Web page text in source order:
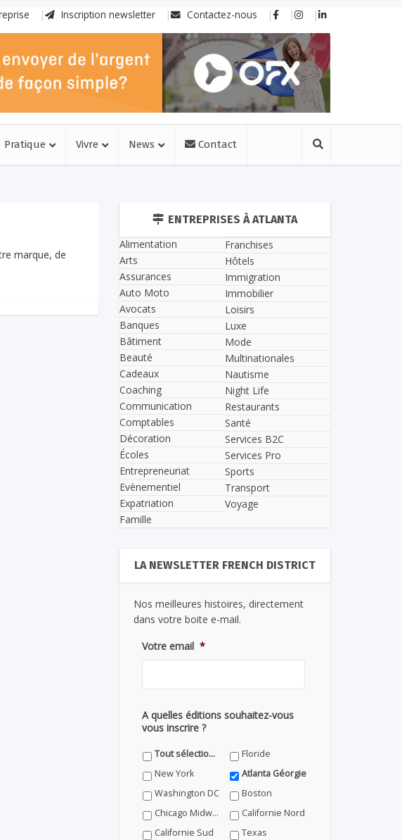
Inscription newsletter Contactez-nous
Pratique Vivre News Contact
marque, de
ENTREPRISES À ATLANTA
Alimentation
Arts
Assurances
Auto Moto
Avocats
Banques
Bâtiment
Beauté
Cadeaux
Coaching
Communication
Comptables
Décoration
Écoles
Entrepreneuriat
Evènementiel
Expatriation
Famille
Franchises
Hôtels
Immigration
Immobilier
Loisirs
Luxe
Mode
Multinationales
Nautisme
Night Life
Restaurants
Santé
Services B2C
Services Pro
Sports
Transport
Voyage
LA NEWSLETTER FRENCH DISTRICT
Nos meilleures histoires, directement
dans votre boite e-mail.
Votre email *
A quelles éditions souhaitez-vous
vous inscrire ?
Tout sélectionner
Floride
New York
Atlanta Géorgie
Washington DC
Boston
Chicago Midwest
Californie Nord
Californie Sud
Texas